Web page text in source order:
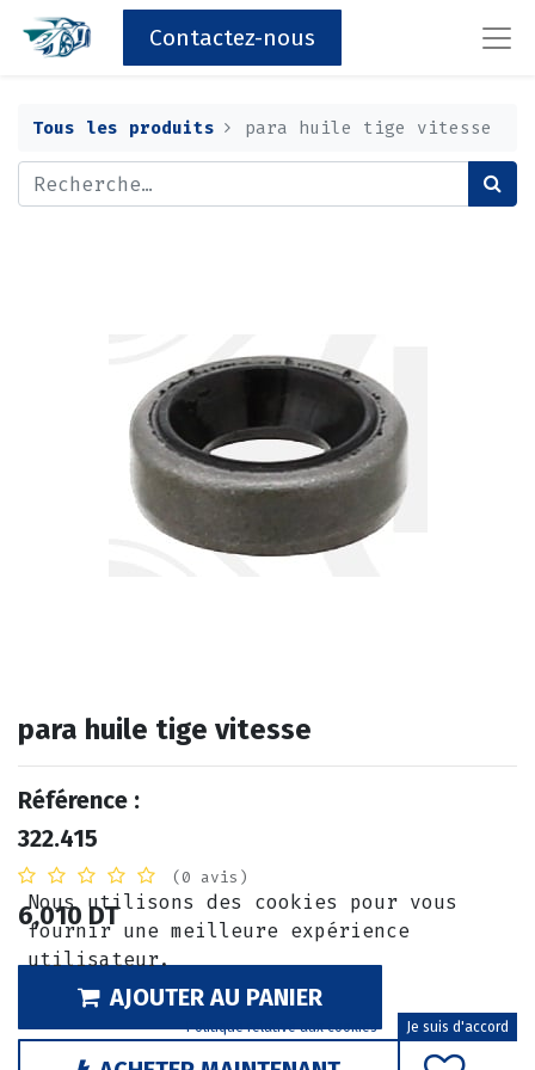
Contactez-nous
Tous les produits para huile tige vitesse
para huile tige vitesse
Référence :
322.415
(0 avis)
6,010 DT
AJOUTER AU PANIER
Nous utilisons des cookies pour vous
fournir une meilleure expérience
utilisateur.
Politique relative aux cookies Je suis d'accord